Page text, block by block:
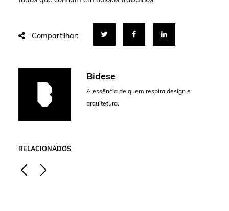
Compartilhar:
Bidese
A essência de quem respira design e
arquitetura.
RELACIONADOS